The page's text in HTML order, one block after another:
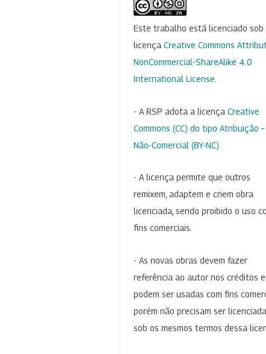
Este trabalho está licenciado sob
licença Creative Commons
NonCommercial-ShareAlike 4.0
International License
- A RSP adota a licença Creative
Commons (CC) do tipo Atribuição
Não-Comercial (BY-NC)
- A licença permite que outros
remixem, adaptem e criem obra
licenciada, sendo proibido o uso
fins comerciais.
- As novas obras devem fazer
referência ao autor nos créditos
podem ser usadas com fins
porém não precisam ser
sob os mesmos termos dessa